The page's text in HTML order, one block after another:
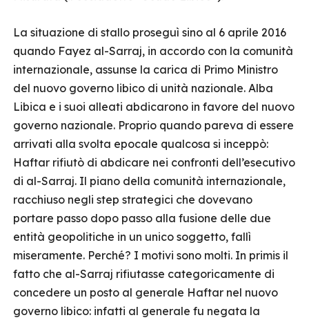
La situazione di stallo proseguì sino al 6 aprile 2016
quando Fayez al-Sarraj, in accordo con la comunità
internazionale, assunse la carica di Primo Ministro
del nuovo governo libico di unità nazionale. Alba
Libica e i suoi alleati abdicarono in favore del nuovo
governo nazionale. Proprio quando pareva di essere
arrivati alla svolta epocale qualcosa si inceppò:
Haftar rifiutò di abdicare nei confronti dell’esecutivo
di al-Sarraj. Il piano della comunità internazionale,
racchiuso negli step strategici che dovevano
portare passo dopo passo alla fusione delle due
entità geopolitiche in un unico soggetto, fallì
miseramente. Perché? I motivi sono molti. In primis il
fatto che al-Sarraj rifiutasse categoricamente di
concedere un posto al generale Haftar nel nuovo
governo libico: infatti al generale fu negata la